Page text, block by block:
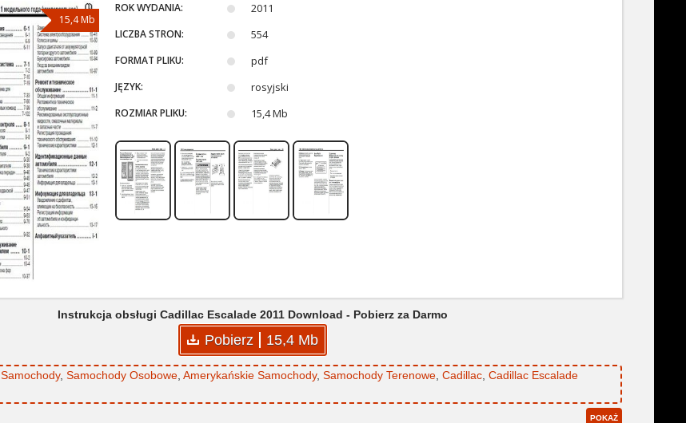
15,4 Mb
ROK WYDANIA: 2011
LICZBA STRON: 554
FORMAT PLIKU: pdf
JĘZYK: rosyjski
ROZMIAR PLIKU: 15,4 Mb
Instrukcja obsługi Cadillac Escalade 2011 Download - Pobierz za Darmo
Pobierz 15,4 Mb
Samochody, Samochody Osobowe Amerykańskie Samochody, Samochody Terenowe Cadillac Cadillac Escalade
POKAŻ